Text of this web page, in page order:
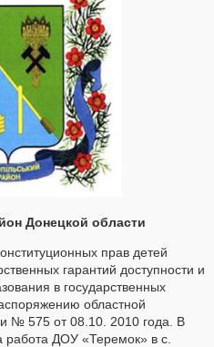
Донецкой области
прав детей
гарантий доступности и
в государственных
областной
№ 575 от 08.10. 2010 года. В
​​работа ДОУ «Теремок» в с.